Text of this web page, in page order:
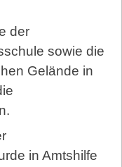
der
sowie die
Gelände in
in Amtshilfe